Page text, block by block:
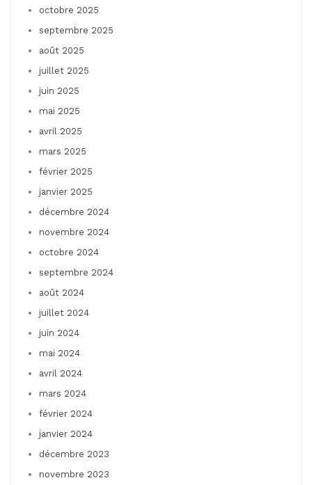
octobre 2025
septembre 2025
août 2025
juillet 2025
juin 2025
mai 2025
avril 2025
mars 2025
février 2025
janvier 2025
décembre 2024
novembre 2024
octobre 2024
septembre 2024
août 2024
juillet 2024
juin 2024
mai 2024
avril 2024
mars 2024
février 2024
janvier 2024
décembre 2023
novembre 2023